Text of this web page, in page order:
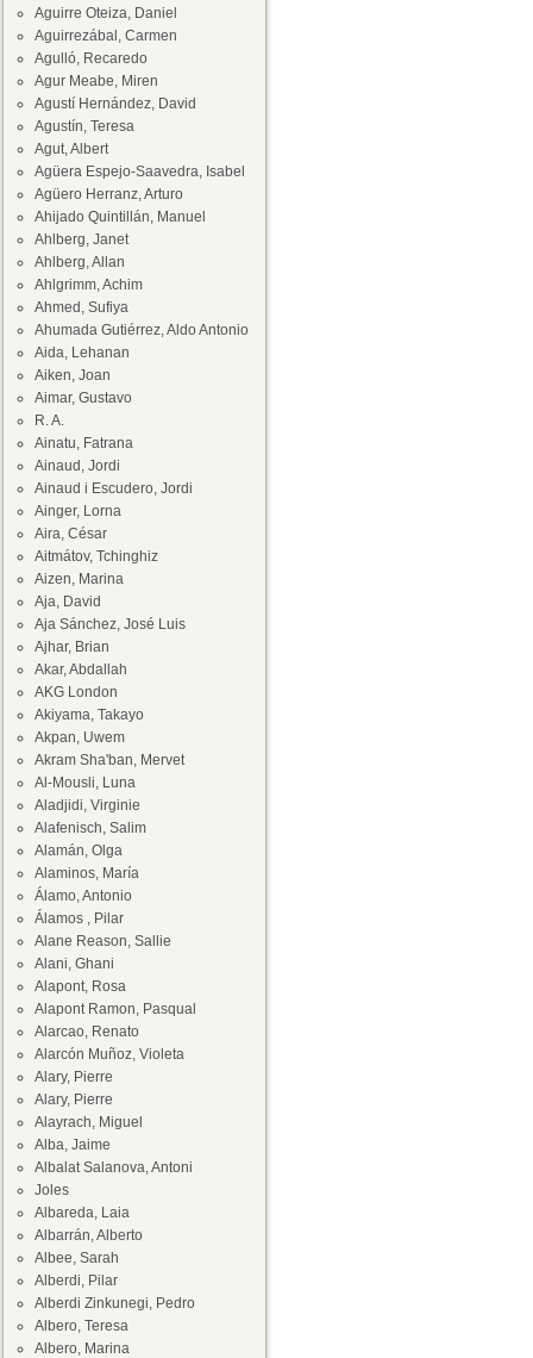
Aguirre Oteiza, Daniel
Aguirrezábal, Carmen
Agulló, Recaredo
Agur Meabe, Miren
Agustí Hernández, David
Agustín, Teresa
Agut, Albert
Agüera Espejo-Saavedra, Isabel
Agüero Herranz, Arturo
Ahijado Quintillán, Manuel
Ahlberg, Janet
Ahlberg, Allan
Ahlgrimm, Achim
Ahmed, Sufiya
Ahumada Gutiérrez, Aldo Antonio
Aida, Lehanan
Aiken, Joan
Aimar, Gustavo
R. A.
Ainatu, Fatrana
Ainaud, Jordi
Ainaud i Escudero, Jordi
Ainger, Lorna
Aira, César
Aitmátov, Tchinghiz
Aizen, Marina
Aja, David
Aja Sánchez, José Luis
Ajhar, Brian
Akar, Abdallah
AKG London
Akiyama, Takayo
Akpan, Uwem
Akram Sha'ban, Mervet
Al-Mousli, Luna
Aladjidi, Virginie
Alafenisch, Salim
Alamán, Olga
Alaminos, María
Álamo, Antonio
Álamos , Pilar
Alane Reason, Sallie
Alani, Ghani
Alapont, Rosa
Alapont Ramon, Pasqual
Alarcao, Renato
Alarcón Muñoz, Violeta
Alary, Pierre
Alary, Pierre
Alayrach, Miguel
Alba, Jaime
Albalat Salanova, Antoni
Joles
Albareda, Laia
Albarrán, Alberto
Albee, Sarah
Alberdi, Pilar
Alberdi Zinkunegi, Pedro
Albero, Teresa
Albero, Marina